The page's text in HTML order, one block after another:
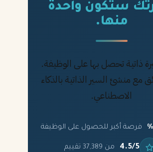
ستكون واحدة
منها.
ذاتية تحصل بها على الوظيفة.
مع منشئ السير الذاتية بالذكاء
الاصطناعي.
فرصة أكبر للحصول على الوظيفة
4.5/5 من 37,389 تقييم